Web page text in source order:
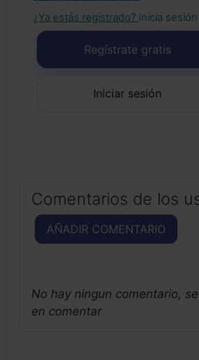
¿Ya estás registrado? Inicia
Regístrate gratis
Iniciar sesión
Comentarios de los
AÑADIR COMENTARIO
No hay ningun comentario,
en comentar